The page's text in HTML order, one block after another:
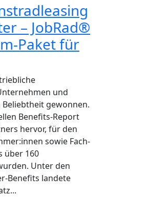
– JobRad®
Paket für
und
gewonnen.
Benefits-Report
hervor, für den
sowie Fach-
über 160
Unter den
Benefits landete